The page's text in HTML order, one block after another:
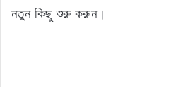
নতুন কিছু শুরু করুন।